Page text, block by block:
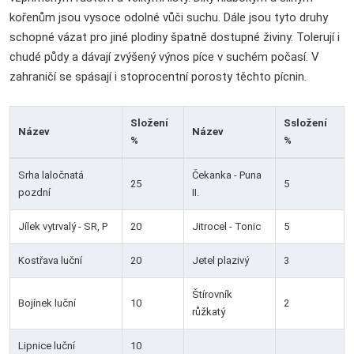
kořenům jsou vysoce odolné vůči suchu. Dále jsou tyto druhy
schopné vázat pro jiné plodiny špatně dostupné živiny. Tolerují i
chudé půdy a dávají zvýšený výnos píce v suchém počasí. V
zahraničí se spásají i stoprocentní porosty těchto pícnin.
Název
Složení
%
Název
Ssložení
%
Srha laločnatá
pozdní
25
Čekanka - Puna
II.
5
Jílek vytrvalý - SR, P 20 Jitrocel - Tonic 5
Kostřava luční 20 Jetel plazivý 3
Bojínek luční 10
Štírovník
růžkatý
2
Lipnice luční 10